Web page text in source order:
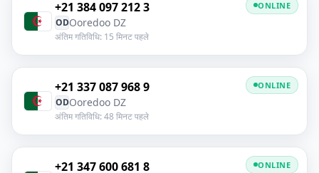
+21 384 097 212 3
ODOoredoo DZ
अंतिम गतिविधि: 15 मिनट पहले
ONLINE
+21 337 087 968 9
ODOoredoo DZ
अंतिम गतिविधि: 48 मिनट पहले
ONLINE
+21 347 600 681 8 ONLINE